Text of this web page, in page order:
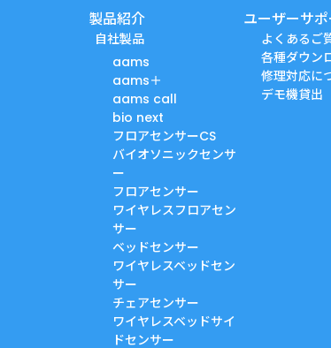
製品紹介
自社製品
aams
aams＋
aams call
bio next
フロアセンサーCS
バイオソニックセンサ
ー
フロアセンサー
ワイヤレスフロアセン
サー
ベッドセンサー
ワイヤレスベッドセン
サー
チェアセンサー
ワイヤレスベッドサイ
ドセンサー
ユーザーサ
よくあるご
各種ダウン
修理対応に
デモ機貸出